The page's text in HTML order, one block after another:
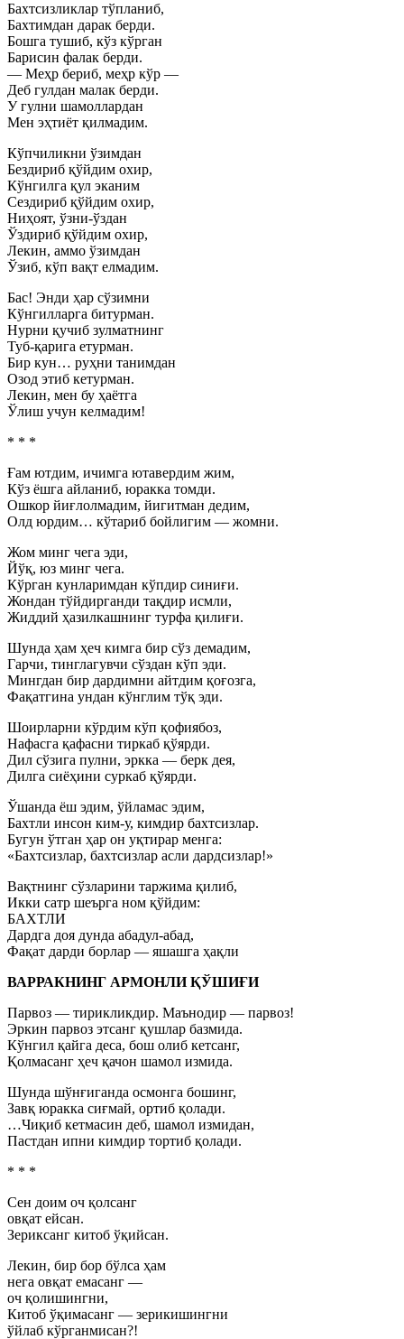
Бахтсизликлар тўпланиб,
Бахтимдан дарак берди.
Бошга тушиб, кўз кўрган
Барисин фалак берди.
— Меҳр бериб, меҳр кўр —
Деб гулдан малак берди.
У гулни шамоллардан
Мен эҳтиёт қилмадим.
Кўпчиликни ўзимдан
Бездириб қўйдим охир,
Кўнгилга қул эканим
Сездириб қўйдим охир,
Ниҳоят, ўзни-ўздан
Ўздириб қўйдим охир,
Лекин, аммо ўзимдан
Ўзиб, кўп вақт елмадим.
Бас! Энди ҳар сўзимни
Кўнгилларга битурман.
Нурни қучиб зулматнинг
Туб-қарига етурман.
Бир кун… руҳни танимдан
Озод этиб кетурман.
Лекин, мен бу ҳаётга
Ўлиш учун келмадим!
* * *
Ғам ютдим, ичимга ютавердим жим,
Кўз ёшга айланиб, юракка томди.
Ошкор йиғлолмадим, йигитман дедим,
Олд юрдим… кўтариб бойлигим — жомни.
Жом минг чега эди,
Йўқ, юз минг чега.
Кўрган кунларимдан кўпдир синиғи.
Жондан тўйдирганди тақдир исмли,
Жиддий ҳазилкашнинг турфа қилиғи.
Шунда ҳам ҳеч кимга бир сўз демадим,
Гарчи, тинглагувчи сўздан кўп эди.
Мингдан бир дардимни айтдим қоғозга,
Фақатгина ундан кўнглим тўқ эди.
Шоирларни кўрдим кўп қофиябоз,
Нафасга қафасни тиркаб қўярди.
Дил сўзига пулни, эркка — берк дея,
Дилга сиёҳини суркаб қўярди.
Ўшанда ёш эдим, ўйламас эдим,
Бахтли инсон ким-у, кимдир бахтсизлар.
Бугун ўтган ҳар он уқтирар менга:
«Бахтсизлар, бахтсизлар асли дардсизлар!»
Вақтнинг сўзларини таржима қилиб,
Икки сатр шеърга ном қўйдим:
БАХТЛИ
Дардга доя дунда абадул-абад,
Фақат дарди борлар — яшашга ҳақли
ВАРРАКНИНГ АРМОНЛИ ҚЎШИҒИ
Парвоз — тирикликдир. Маънодир — парвоз!
Эркин парвоз этсанг қушлар базмида.
Кўнгил қайга деса, бош олиб кетсанг,
Қолмасанг ҳеч қачон шамол измида.
Шунда шўнғиганда осмонга бошинг,
Завқ юракка сиғмай, ортиб қолади.
…Чиқиб кетмасин деб, шамол измидан,
Пастдан ипни кимдир тортиб қолади.
* * *
Сен доим оч қолсанг
овқат ейсан.
Зериксанг китоб ўқийсан.
Лекин, бир бор бўлса ҳам
нега овқат емасанг —
оч қолишингни,
Китоб ўқимасанг — зерикишингни
ўйлаб кўрганмисан?!